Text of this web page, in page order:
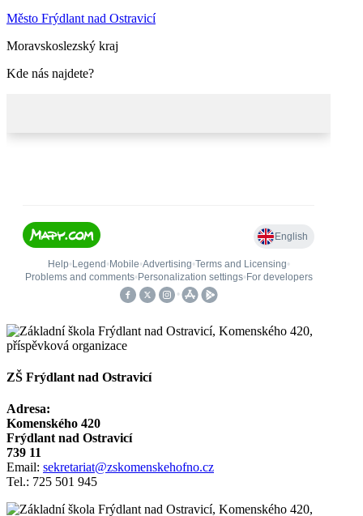
Město Frýdlant nad Ostravicí
Moravskoslezský kraj
Kde nás najdete?
ZŠ Frýdlant nad Ostravicí
Adresa:
Komenského 420
Frýdlant nad Ostravicí
739 11
Email: sekretariat@zskomenskehofno.cz
Tel.: 725 501 945